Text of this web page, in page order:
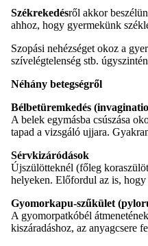
Székrekedésről akkor
ahhoz, hogy gyermekünk
Szopási nehézséget okoz a
szívelégtelenség stb.
Néhány betegségről
Bélbetüremkedés
A belek egymásba csúszása
tapad a vizsgáló ujjara.
Sérvkizáródások
Újszülötteknél (főleg
helyeken. Előfordul az is,
Gyomorkapu-szűkület
A gyomorpatkóbél
kiszáradáshoz, az anyagcsere